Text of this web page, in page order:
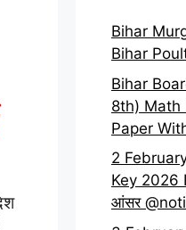
Bihar
Bihar
Bihar
8th) Math
Paper
2
Key 2026
आंसर